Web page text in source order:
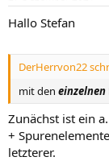
Hallo Stefan
DerHerrvon22
mit den einzelnen
Zunächst ist ein
+
letzterer.